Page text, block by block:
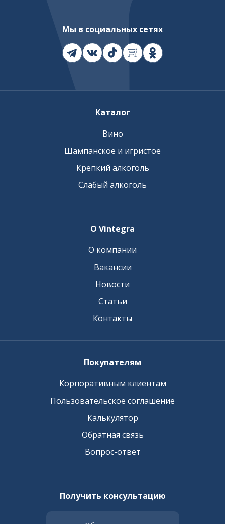
Мы в социальных сетях
Каталог
Вино
Шампанское и игристое
Крепкий алкоголь
Слабый алкоголь
О Vintegra
О компании
Вакансии
Новости
Статьи
Контакты
Покупателям
Корпоративным клиентам
Пользовательское соглашение
Калькулятор
Обратная связь
Вопрос-ответ
Получить консультацию